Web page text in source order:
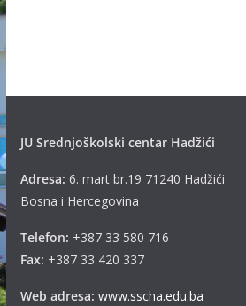
JU Srednjoškolski centar Hadžići
Adresa: 6. mart br.19 71240 Hadžići
Bosna i Hercegovina
Telefon: +387 33 580 716
Fax: +387 33 420 337
Web adresa: www.sscha.edu.ba